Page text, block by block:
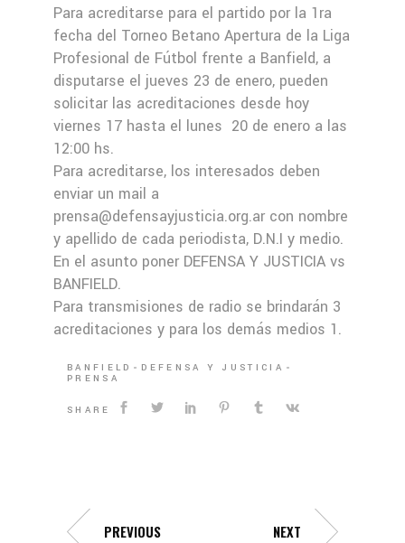
Para acreditarse para el partido por la 1ra
fecha del Torneo Betano Apertura de la Liga
Profesional de Fútbol frente a Banfield, a
disputarse el jueves 23 de enero, pueden
solicitar las acreditaciones desde hoy
viernes 17 hasta el lunes 20 de enero a las
12:00 hs.
Para acreditarse, los interesados deben
enviar un mail a
prensa@defensayjusticia.org.ar con nombre
y apellido de cada periodista, D.N.I y medio.
En el asunto poner DEFENSA Y JUSTICIA vs
BANFIELD.
Para transmisiones de radio se brindarán 3
acreditaciones y para los demás medios 1.
BANFIELD
DEFENSA Y JUSTICIA
PRENSA
SHARE
PREVIOUS NEXT